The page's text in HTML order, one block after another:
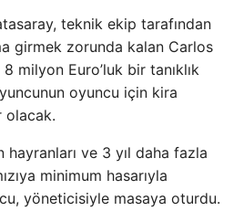
teknik ekip tarafından
girmek zorunda kalan Carlos
milyon Euro’luk bir tanıklık
oyuncu için kira
olacak.
ve 3 yıl daha fazla
minimum hasarıyla
yöneticisiyle masaya oturdu.